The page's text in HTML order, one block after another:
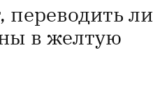
переводить ли
в желтую